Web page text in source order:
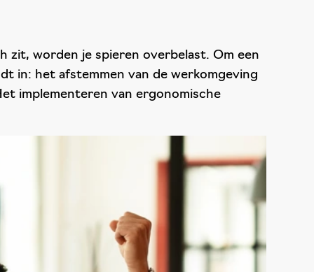
zit, worden je spieren overbelast. Om een
in: het afstemmen van de werkomgeving
implementeren van ergonomische